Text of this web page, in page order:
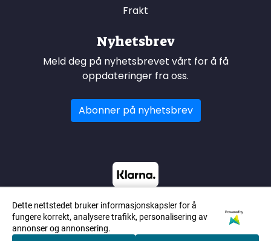
Frakt
Nyhetsbrev
Meld deg på nyhetsbrevet vårt for å få
oppdateringer fra oss.
Abonner på nyhetsbrev
Dette nettstedet bruker informasjonskapsler for å
fungere korrekt, analysere trafikk, personalisering av
annonser og annonsering.
Powered by